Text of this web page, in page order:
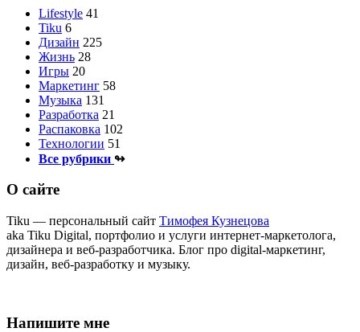
Lifestyle 41
Tiku 6
Дизайн 225
Жизнь 28
Игры 20
Маркетинг 58
Музыка 131
Разработка 21
Распаковка 102
Технологии 51
Все рубрики ↬
О сайте
Tiku — персональный сайт Тимофея Кузнецова
aka Tiku Digital, портфолио и услуги интернет‑маркетолога,
дизайнера и веб‑разработчика. Блог про digital‑маркетинг,
дизайн, веб‑разработку и музыку.
Напишите мне